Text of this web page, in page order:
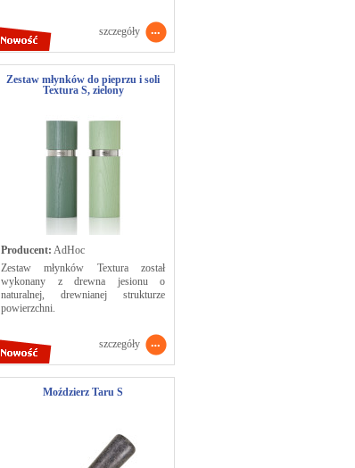
szczegóły
Zestaw młynków do pieprzu i soli
Textura S, zielony
Producent: AdHoc
Zestaw młynków Textura został
wykonany z drewna jesionu o
naturalnej, drewnianej strukturze
powierzchni.
szczegóły
Moździerz Taru S